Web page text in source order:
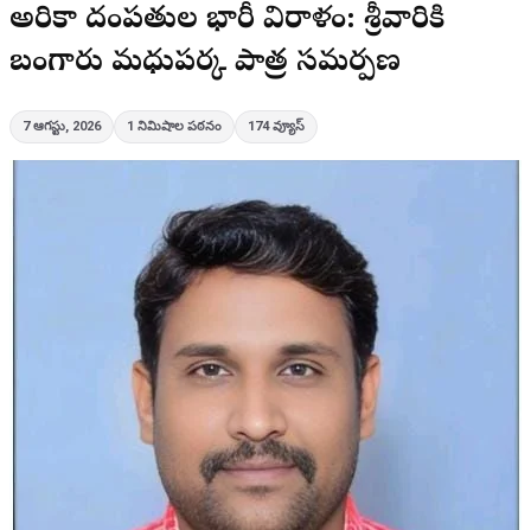
అమెరికా దంపతుల భారీ విరాళం: శ్రీవారికి
బంగారు మధుపర్క పాత్ర సమర్పణ
7 ఆగస్టు, 2026 1 నిమిషాల పఠనం 174 వ్యూస్